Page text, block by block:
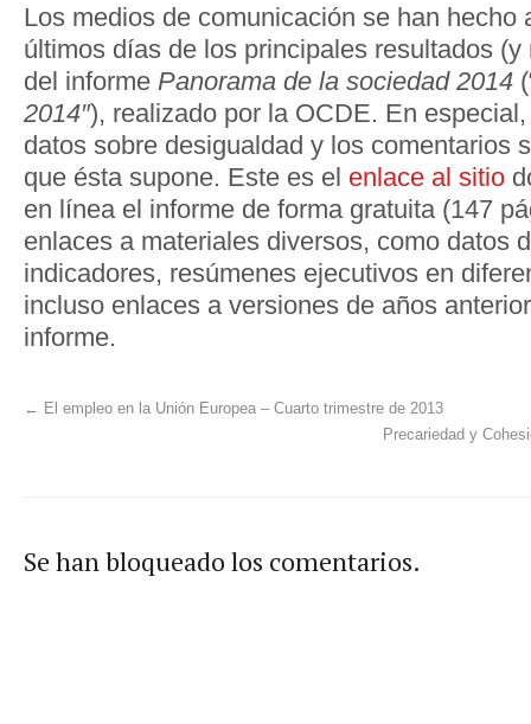
Los medios de comunicación se han hecho
últimos días de los principales resultados
del informe Panorama de la sociedad 2014
2014″), realizado por la OCDE. En
datos sobre desigualdad y los comentarios
que ésta supone. Este es el enlace al sitio
en línea el informe de forma gratuita (147
enlaces a materiales diversos, como datos
indicadores, resúmenes ejecutivos en
incluso enlaces a versiones de años
informe.
← El empleo en la Unión Europea – Cuarto trimestre de 2013
Precariedad y
Se han bloqueado los comentarios.